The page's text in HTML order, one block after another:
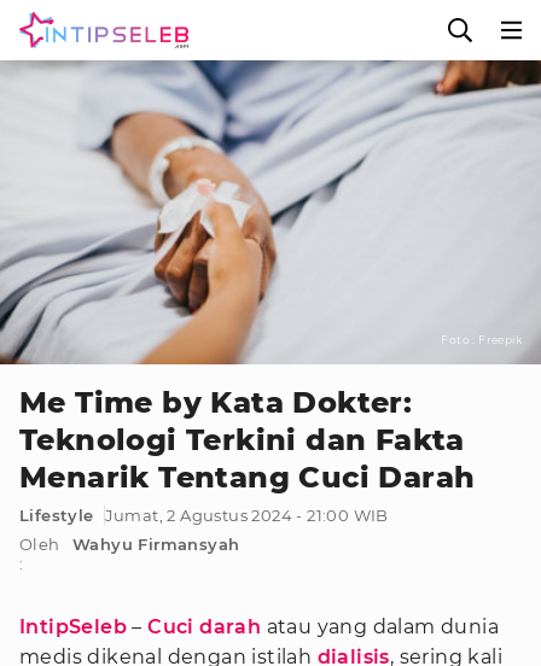
Foto : Freepik
Me Time by Kata Dokter:
Teknologi Terkini dan Fakta
Menarik Tentang Cuci Darah
Lifestyle
Jumat, 2 Agustus 2024 - 21:00 WIB
Oleh
:
Wahyu Firmansyah
IntipSeleb –Cuci darah atau yang dalam dunia
medis dikenal dengan istilah dialisis, sering kali